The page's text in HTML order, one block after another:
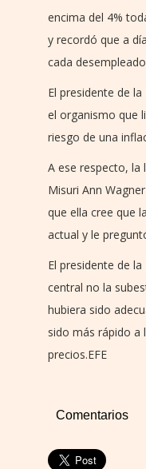
encima del 4%
y recordó que a
cada
El presidente de
el organismo que
riesgo de una
A ese respecto, la
Misuri Ann
que ella cree que
actual y le
El presidente de
central no la
hubiera sido
sido más rápido a
precios.EFE
Comentarios